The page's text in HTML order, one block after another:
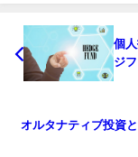
個
ジ
オルタナティブ投資